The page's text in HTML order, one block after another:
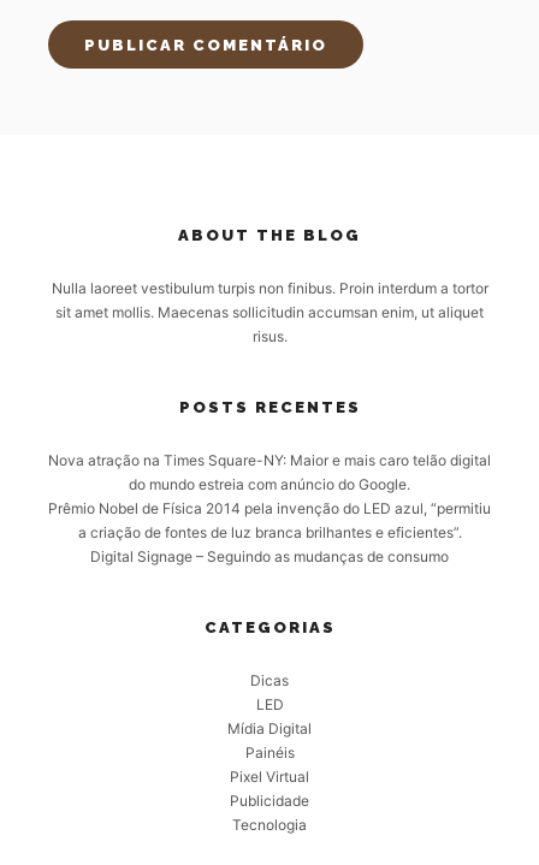
ABOUT THE BLOG
Nulla laoreet vestibulum turpis non finibus. Proin interdum a tortor
sit amet mollis. Maecenas sollicitudin accumsan enim, ut aliquet
risus.
POSTS RECENTES
Nova atração na Times Square-NY: Maior e mais caro telão digital
do mundo estreia com anúncio do Google.
Prêmio Nobel de Física 2014 pela invenção do LED azul, “permitiu
a criação de fontes de luz branca brilhantes e eficientes”.
Digital Signage – Seguindo as mudanças de consumo
CATEGORIAS
Dicas
LED
Mídia Digital
Painéis
Pixel Virtual
Publicidade
Tecnologia